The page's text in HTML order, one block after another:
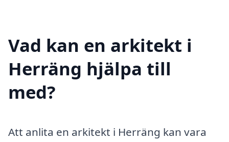
Vad kan en arkitekt i
Herräng hjälpa till
med?
Att anlita en arkitekt i Herräng kan vara